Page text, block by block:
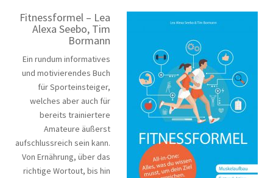
Fitnessformel – Lea
Alexa Seebo, Tim
Bormann
Ein rundum informatives
und motivierendes Buch
für Sporteinsteiger,
welches aber auch für
bereits trainiertere
Amateure äußerst
aufschlussreich sein kann.
Von Ernährung, über das
richtige Wortout, bis hin